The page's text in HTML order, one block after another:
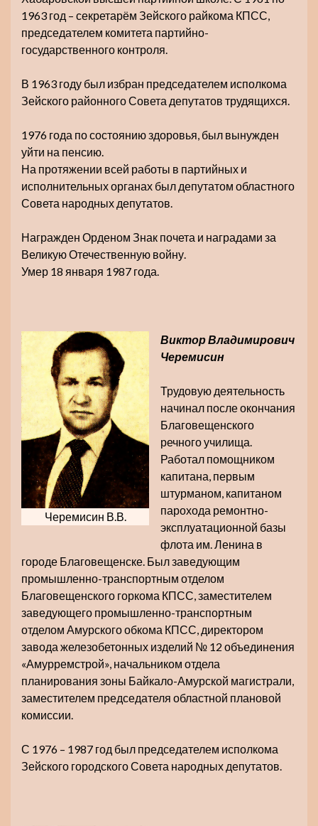
1963 год – секретарём Зейского райкома КПСС,
председателем комитета партийно-
государственного контроля.
В 1963 году был избран председателем исполкома
Зейского районного Совета депутатов трудящихся.
1976 года по состоянию здоровья, был вынужден
уйти на пенсию.
На протяжении всей работы в партийных и
исполнительных органах был депутатом областного
Совета народных депутатов.
Награжден Орденом Знак почета и наградами за
Великую Отечественную войну.
Умер 18 января 1987 года.
Черемисин В.В.
Виктор Владимирович
Черемисин
Трудовую деятельность
начинал после окончания
Благовещенского
речного училища.
Работал помощником
капитана, первым
штурманом, капитаном
парохода ремонтно-
эксплуатационной базы
флота им. Ленина в
городе Благовещенске. Был заведующим
промышленно-транспортным отделом
Благовещенского горкома КПСС, заместителем
заведующего промышленно-транспортным
отделом Амурского обкома КПСС, директором
завода железобетонных изделий № 12 объединения
«Амурремстрой», начальником отдела
планирования зоны Байкало-Амурской магистрали,
заместителем председателя областной плановой
комиссии.
С 1976 – 1987 год был председателем исполкома
Зейского городского Совета народных депутатов.